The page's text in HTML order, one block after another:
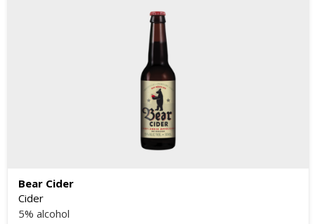
Bear Cider
Cider
5% alcohol